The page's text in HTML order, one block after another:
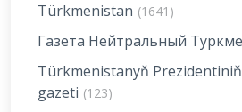
Türkmenistan (1641)
Газета Нейтральный
Türkmenistanyň
gazeti (123)